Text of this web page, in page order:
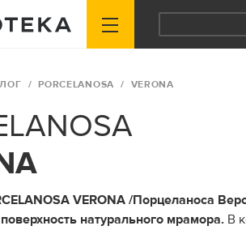
PORCELANOSA VERONA
VERONA /Порцеланоса
натурального мрамора. В